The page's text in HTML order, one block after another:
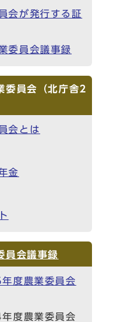
会が発行する証
委員会議事録
委員会（北庁舎2
会とは
金
員会議事録
度農業委員会
度農業委員会